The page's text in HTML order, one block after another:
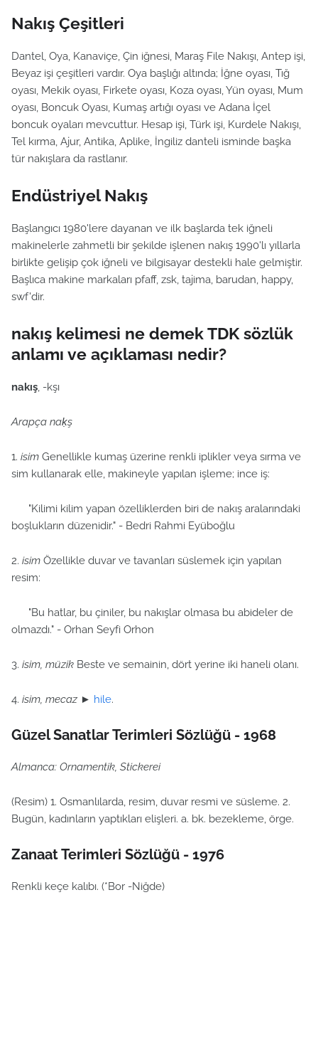
Nakış Çeşitleri
Dantel, Oya, Kanaviçe, Çin iğnesi, Maraş File Nakışı, Antep işi,
Beyaz işi çeşitleri vardır. Oya başlığı altında; İğne oyası, Tığ
oyası, Mekik oyası, Firkete oyası, Koza oyası, Yün oyası, Mum
oyası, Boncuk Oyası, Kumaş artığı oyası ve Adana İçel
boncuk oyaları mevcuttur. Hesap işi, Türk işi, Kurdele Nakışı,
Tel kırma, Ajur, Antika, Aplike, İngiliz danteli isminde başka
tür nakışlara da rastlanır.
Endüstriyel Nakış
Başlangıcı 1980'lere dayanan ve ilk başlarda tek iğneli
makinelerle zahmetli bir şekilde işlenen nakış 1990'lı yıllarla
birlikte gelişip çok iğneli ve bilgisayar destekli hale gelmiştir.
Başlıca makine markaları pfaff, zsk, tajima, barudan, happy,
swf'dir.
nakış kelimesi ne demek TDK sözlük
anlamı ve açıklaması nedir?
nakış , -kşı
Arapça naḳş
1. isim Genellikle kumaş üzerine renkli iplikler veya sırma ve
sim kullanarak elle, makineyle yapılan işleme; ince iş:
"Kilimi kilim yapan özelliklerden biri de nakış aralarındaki
boşlukların düzenidir." - Bedri Rahmi Eyüboğlu
2. isim Özellikle duvar ve tavanları süslemek için yapılan
resim:
"Bu hatlar, bu çiniler, bu nakışlar olmasa bu abideler de
olmazdı." - Orhan Seyfi Orhon
3. isim, müzik Beste ve semainin, dört yerine iki haneli olanı.
4. isim, mecaz ► hile.
Güzel Sanatlar Terimleri Sözlüğü - 1968
Almanca: Ornamentik, Stickerei
(Resim) 1. Osmanlılarda, resim, duvar resmi ve süsleme. 2.
Bugün, kadınların yaptıkları elişleri. a. bk. bezekleme, örge.
Zanaat Terimleri Sözlüğü - 1976
Renkli keçe kalıbı. (*Bor -Niğde)